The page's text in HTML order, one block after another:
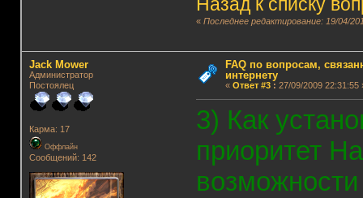
Назад к списку
«Последнее редактирование: 19/04/
Jack Mower
Администратор
Постоялец
Карма: 17
Оффлайн
Сообщений: 142
FAQ по вопросам,
интернету
« Ответ #3: 27/09/2009 22:31:55
3) Как
приоритет